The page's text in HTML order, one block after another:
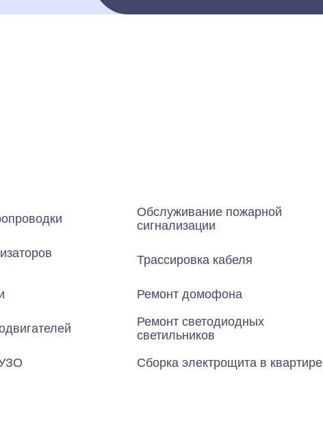
Обслуживание пожарной
сигнализации
Трассировка кабеля
Ремонт домофона
Ремонт светодиодных
светильников
Сборка электрощита в квартире